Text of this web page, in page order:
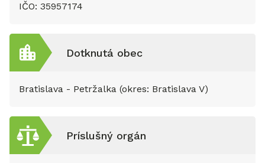
IČO: 35957174
Dotknutá obec
Bratislava - Petržalka (okres: Bratislava V)
Príslušný orgán